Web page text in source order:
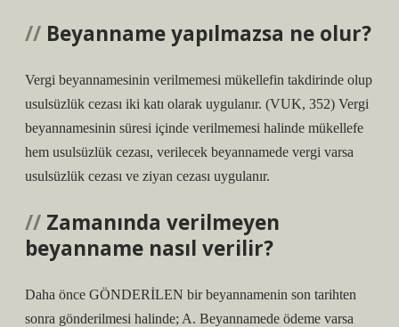
Beyanname yapılmazsa ne olur?
Vergi beyannamesinin verilmemesi mükellefin takdirinde olup
usulsüzlük cezası iki katı olarak uygulanır. (VUK, 352) Vergi
beyannamesinin süresi içinde verilmemesi halinde mükellefe
hem usulsüzlük cezası, verilecek beyannamede vergi varsa
usulsüzlük cezası ve ziyan cezası uygulanır.
Zamanında verilmeyen
beyanname nasıl verilir?
Daha önce GÖNDERİLEN bir beyannamenin son tarihten
sonra gönderilmesi halinde; A. Beyannamede ödeme varsa